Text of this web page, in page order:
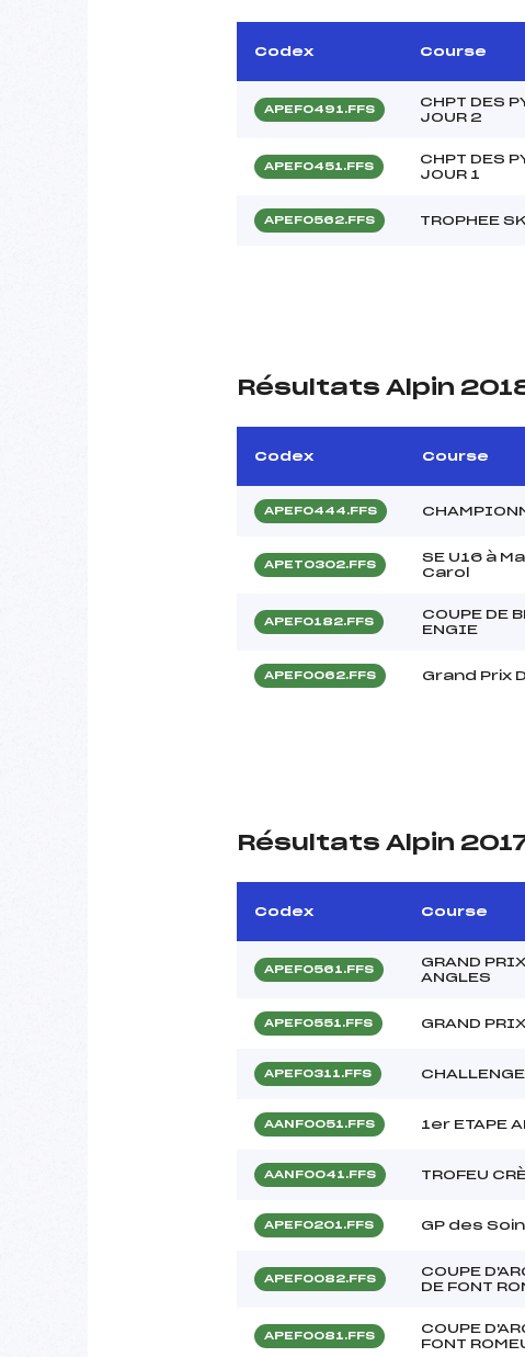
Codex Course
APEF0491.FFS
CHPT DES
JOUR 2
APEF0451.FFS
CHPT DES
JOUR 1
APEF0562.FFS TROPHEE
Résultats Alpin
Codex Course
APEF0444.FFS
APET0302.FFS
SE U16 à
Carol
APEF0182.FFS
COUPE DE
ENGIE
APEF0062.FFS Grand Prix
Résultats Alpin
Codex Course
APEF0561.FFS
GRAND
ANGLES
APEF0551.FFS GRAND
APEF0311.FFS
AANF0051.FFS 1er ETAPE
AANF0041.FFS TROFEU
APEF0201.FFS GP des
APEF0082.FFS
COUPE
DE FONT
APEF0081.FFS
COUPE
FONT